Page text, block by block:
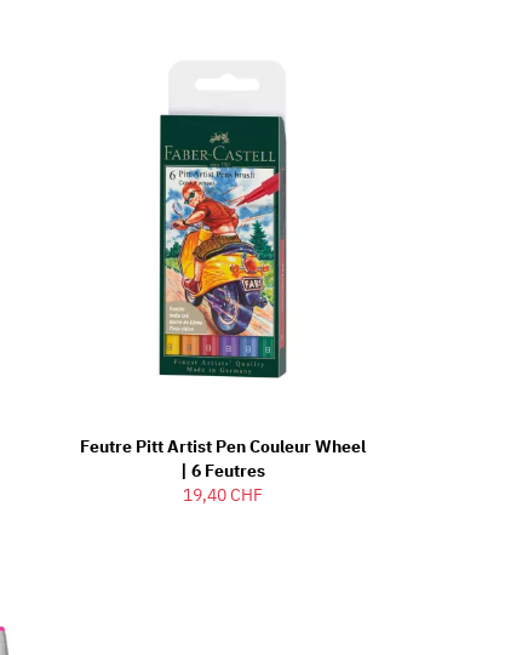
Feutre Pitt Artist Pen Couleur Wheel
| 6 Feutres
19,40 CHF